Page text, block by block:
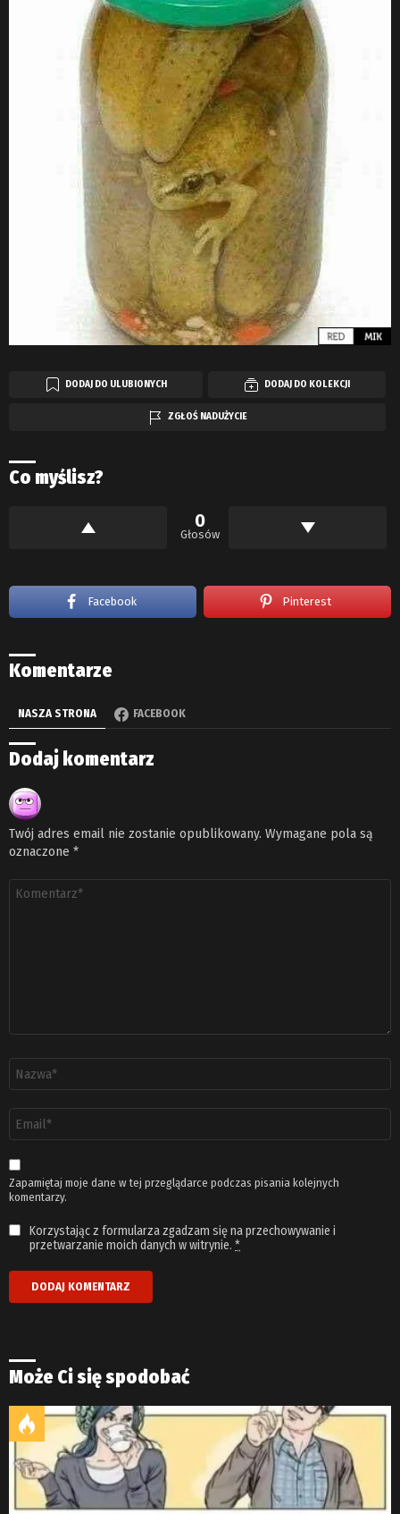
DODAJ DO ULUBIONYCH DODAJ DO KOLEKCJI
ZGŁOŚ NADUŻYCIE
Co myślisz?
0
Głosów
Facebook Pinterest
Komentarze
NASZA STRONA FACEBOOK
Dodaj komentarz
Twój adres email nie zostanie opublikowany. Wymagane pola są
oznaczone *
Komentarz
email
*
Zapamiętaj moje dane w tej przeglądarce podczas pisania kolejnych
komentarzy.
Korzystając z formularza zgadzam się na przechowywanie i
przetwarzanie moich danych w witrynie. *
Może Ci się spodobać